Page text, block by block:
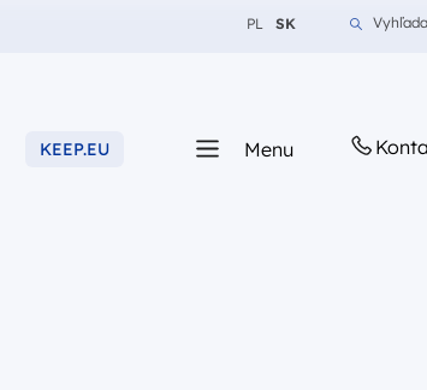
Zmień język na Polština
PL Zmień język na
SK
KEEP.EU Menu